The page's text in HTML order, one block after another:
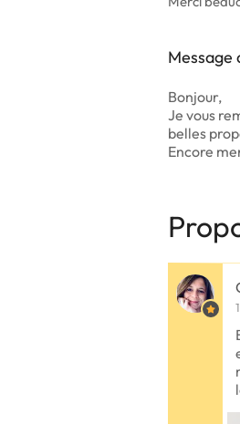
Message
Bonjour,
Je vous
belles
Encore